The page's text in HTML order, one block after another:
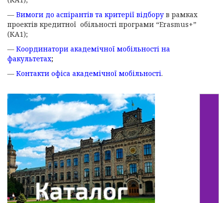
— Вимоги до аспірантів та критерії відбору в рамках
проектів кредитної обільності програми “Erasmus+”
(КА1);
— Координатори академічної мобільності на
факультетах;
— Контакти офіса академічної мобільності.